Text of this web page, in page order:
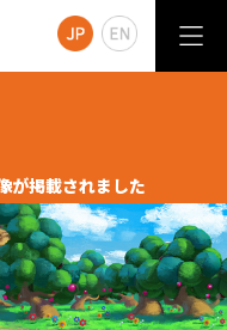
掲載されました